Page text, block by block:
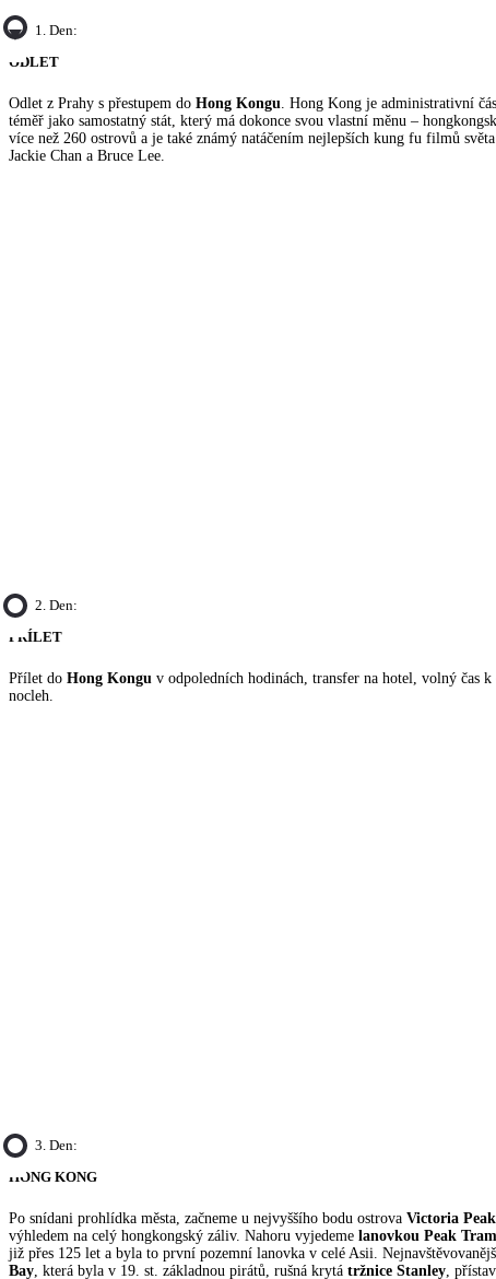
1. Den:
ODLET
Odlet z Prahy s přestupem do Hong Kongu. Hong Kong je administrativní
téměř jako samostatný stát, který má dokonce svou vlastní měnu –
více než 260 ostrovů a je také známý natáčením nejlepších kung fu filmů
Jackie Chan a Bruce Lee.
2. Den:
PŘÍLET
Přílet do Hong Kongu v odpoledních hodinách, transfer na hotel, volný čas k
nocleh.
3. Den:
HONG KONG
Po snídani prohlídka města, začneme u nejvyššího bodu ostrova Victoria Peak
výhledem na celý hongkongský záliv. Nahoru vyjedeme lanovkou Peak Tram
již přes 125 let a byla to první pozemní lanovka v celé Asii.
Bay, která byla v 19. st. základnou pirátů, rušná krytá tržnice Stanley,